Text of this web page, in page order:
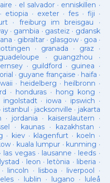
· el salvador · enniskillen ·
· etiopia · exeter· fes· fiji ·
· freiburg im breisgau ·
· gambia · gasteiz · gdansk
· gibraltar· glasgow· goa ·
· granada · graz ·
· guangzhou ·
· guildford · guinea ·
· guyane française · haifa ·
· heidelberg · heilbronn ·
· honduras· hong kong ·
ingolstadt· iowa · ipswich ·
· istanbul · jacksonville · jakarta
· jordania · kaiserslautern ·
· kaunas· kazakhstan ·
· kiev· klagenfurt · koeln ·
· kuala lumpur · kunming ·
las vegas· lausanne · leeds ·
· leon · letònia · liberia ·
lincoln · lisboa · liverpool ·
· lublin · lugano · luleå